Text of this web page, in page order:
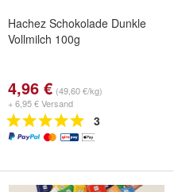
Hachez Schokolade Dunkle
Vollmilch 100g
4,96 € (49,60 €/kg)
+ 6,95 € Versand
3